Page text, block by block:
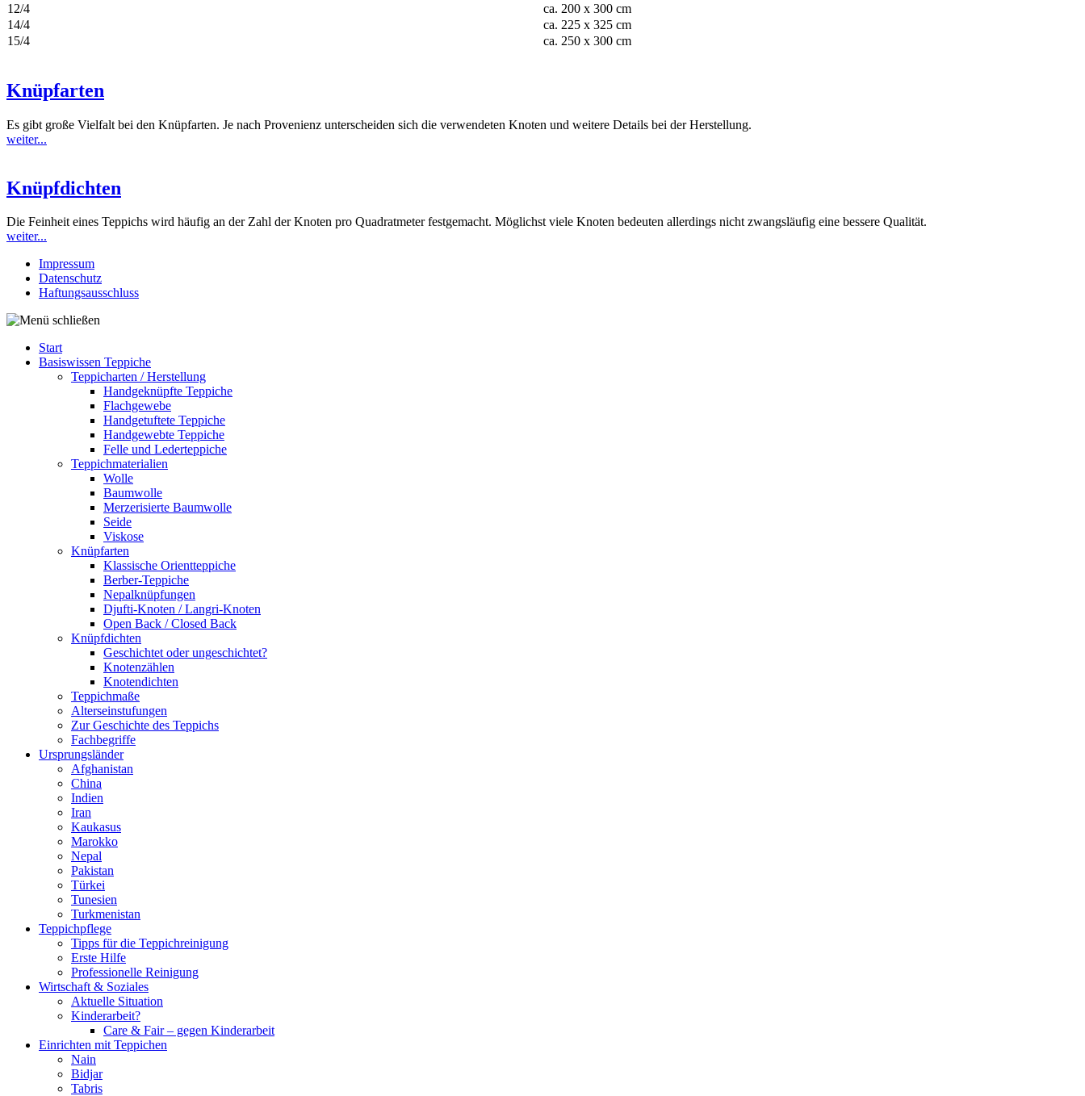
12/4
ca. 200 x 300 cm
14/4
ca. 225 x 325 cm
15/4
ca. 250 x 300 cm
Knüpfarten
Es gibt große Vielfalt bei den Knüpfarten. Je nach Provenienz unterscheiden sich die verwendeten Knoten und weitere Details bei der Herstellung.
weiter...
Knüpfdichten
Die Feinheit eines Teppichs wird häufig an der Zahl der Knoten pro Quadratmeter festgemacht. Möglichst viele Knoten bedeuten allerdings nicht zwangsläufig eine bessere Qualität.
weiter...
Impressum
Datenschutz
Haftungsausschluss
Start
Basiswissen Teppiche
Teppich­arten / Her­stellung
Handgeknüpfte Teppiche
Flachgewebe
Handgetuftete Teppiche
Handgewebte Teppiche
Felle und Lederteppiche
Teppich­materialien
Wolle
Baumwolle
Merzerisierte Baumwolle
Seide
Viskose
Knüpfarten
Klassische Orientteppiche
Berber-Teppiche
Nepalknüpfungen
Djufti-Knoten / Langri-Knoten
Open Back / Closed Back
Knüpfdichten
Geschichtet oder ungeschichtet?
Knotenzählen
Knotendichten
Teppichmaße
Alterseinstufungen
Zur Geschichte des Teppichs
Fachbegriffe
Ursprungs­länder
Afghanistan
China
Indien
Iran
Kaukasus
Marokko
Nepal
Pakistan
Türkei
Tunesien
Turkmenistan
Teppich­pflege
Tipps für die Teppichreinigung
Erste Hilfe
Professionelle Reinigung
Wirtschaft & Soziales
Aktuelle Situation
Kinderarbeit?
Care & Fair – gegen Kinderarbeit
Einrichten mit Teppichen
Nain
Bidjar
Tabris